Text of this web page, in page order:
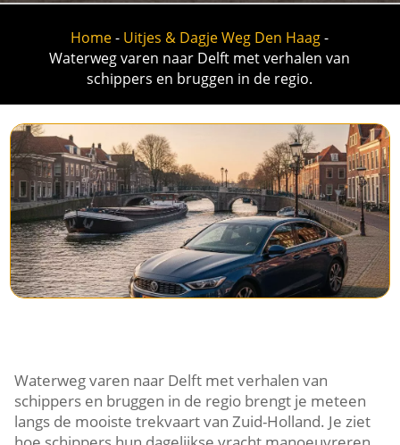
Home- Uitjes & Dagje Weg Den Haag-
Waterweg varen naar Delft met verhalen van
schippers en bruggen in de regio.
Waterweg varen naar Delft met verhalen van
schippers en bruggen in de regio brengt je meteen
langs de mooiste trekvaart van Zuid-Holland.​ Je ziet